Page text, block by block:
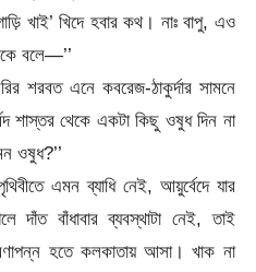
খাই’ খিদে হবার কথ। নাঃ বাপু, এও
বলে—’’
শরবত এনে কবরেজ-ঠাকুর্দার সামনে
শাস্তর থেকে একটা কিছু ওষুধ দিন না
ওষুধ?’’
এমন ব্যাধি নেই, আয়ুর্বেদে যার
দাঁত বাঁধাবার ব্যবস্থাটা নেই, তাই
হতে কলকাতায় আসা। খাক না